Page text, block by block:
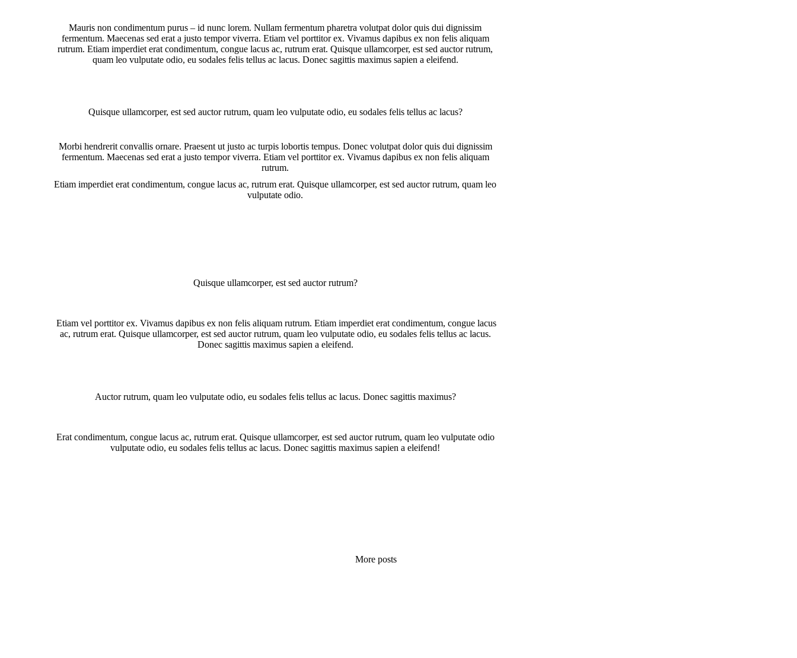
Mauris non condimentum purus – id nunc lorem. Nullam fermentum pharetra volutpat dolor quis dui dignissim
fermentum. Maecenas sed erat a justo tempor viverra. Etiam vel porttitor ex. Vivamus dapibus ex non felis aliquam
rutrum. Etiam imperdiet erat condimentum, congue lacus ac, rutrum erat. Quisque ullamcorper, est sed auctor rutrum,
quam leo vulputate odio, eu sodales felis tellus ac lacus. Donec sagittis maximus sapien a eleifend.
Quisque ullamcorper, est sed auctor rutrum, quam leo vulputate odio, eu sodales felis tellus ac lacus?
Morbi hendrerit convallis ornare. Praesent ut justo ac turpis lobortis tempus. Donec volutpat dolor quis dui dignissim
fermentum. Maecenas sed erat a justo tempor viverra. Etiam vel porttitor ex. Vivamus dapibus ex non felis aliquam
rutrum.
Etiam imperdiet erat condimentum, congue lacus ac, rutrum erat. Quisque ullamcorper, est sed auctor rutrum, quam leo
vulputate odio.
Quisque ullamcorper, est sed auctor rutrum?
Etiam vel porttitor ex. Vivamus dapibus ex non felis aliquam rutrum. Etiam imperdiet erat condimentum, congue lacus
ac, rutrum erat. Quisque ullamcorper, est sed auctor rutrum, quam leo vulputate odio, eu sodales felis tellus ac lacus.
Donec sagittis maximus sapien a eleifend.
Auctor rutrum, quam leo vulputate odio, eu sodales felis tellus ac lacus. Donec sagittis maximus?
Erat condimentum, congue lacus ac, rutrum erat. Quisque ullamcorper, est sed auctor rutrum, quam leo vulputate odio
vulputate odio, eu sodales felis tellus ac lacus. Donec sagittis maximus sapien a eleifend!
More posts